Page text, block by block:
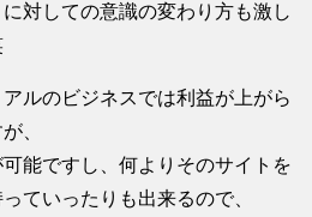
対しての意識の変わり方も激し
ルのビジネスでは利益が上がら
、
能ですし、何よりそのサイトを
ていったりも出来るので、